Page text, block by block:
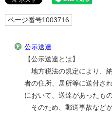
ページ番号1003716
公示送達
【公示送達とは】
地方税法の規定により、
者の住所、居所等に送付さ
において、送達があったも
そのため、郵送事故など